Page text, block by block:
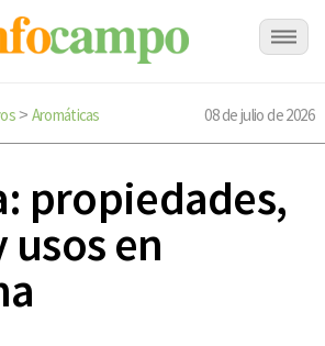
> Aromáticas 08 de julio de 2026
propiedades,
en